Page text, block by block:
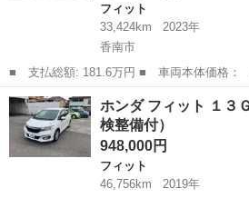
フィット
33,424km
2023年
香南市
■ 支払総額: 181.6万円 ■ 車両本体価格： 1,677,000 円 ■ メーカ
ー名： ホンダ ■ 車種名： フィット ■
Ｖホーム 衝突被害軽減装置付き 逸脱警
ィブクル...
高知 香南市 フィット
ホンダ フィット １３
検整備付）
948,000円
フィット
46,756km
2019年